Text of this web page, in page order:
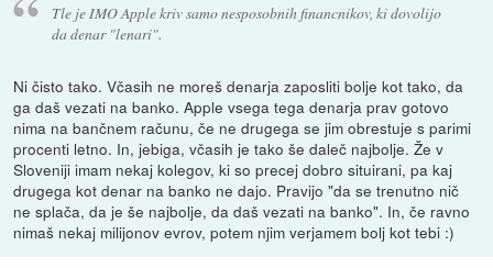
Tle je IMO Apple kriv samo nesposobnih financnikov, ki dovolijo
da denar "lenari".
Ni čisto tako. Včasih ne moreš denarja zaposliti bolje kot tako, da
ga daš vezati na banko. Apple vsega tega denarja prav gotovo
nima na bančnem računu, če ne drugega se jim obrestuje s parimi
procenti letno. In, jebiga, včasih je tako še daleč najbolje. Že v
Sloveniji imam nekaj kolegov, ki so precej dobro situirani, pa kaj
drugega kot denar na banko ne dajo. Pravijo "da se trenutno nič
ne splača, da je še najbolje, da daš vezati na banko". In, če ravno
nimaš nekaj milijonov evrov, potem njim verjamem bolj kot tebi :)